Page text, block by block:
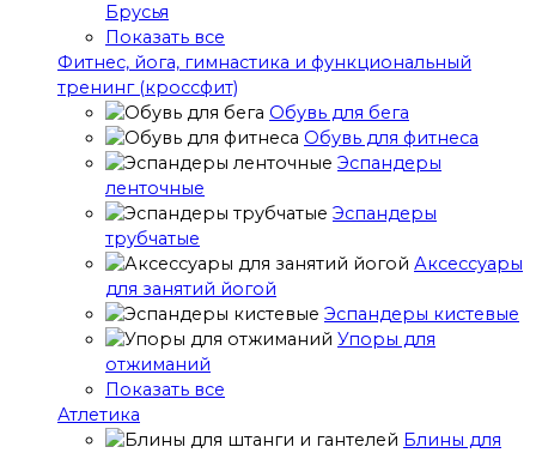
Брусья
Показать все
Фитнес, йога, гимнастика и функциональный
тренинг (кроссфит)
Обувь для бега
Обувь для фитнеса
Эспандеры
ленточные
Эспандеры
трубчатые
Аксессуары
для занятий йогой
Эспандеры кистевые
Упоры для
отжиманий
Показать все
Атлетика
Блины для